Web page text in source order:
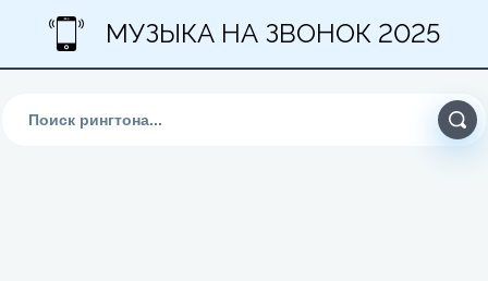
МУЗЫКА НА ЗВОНОК 2025